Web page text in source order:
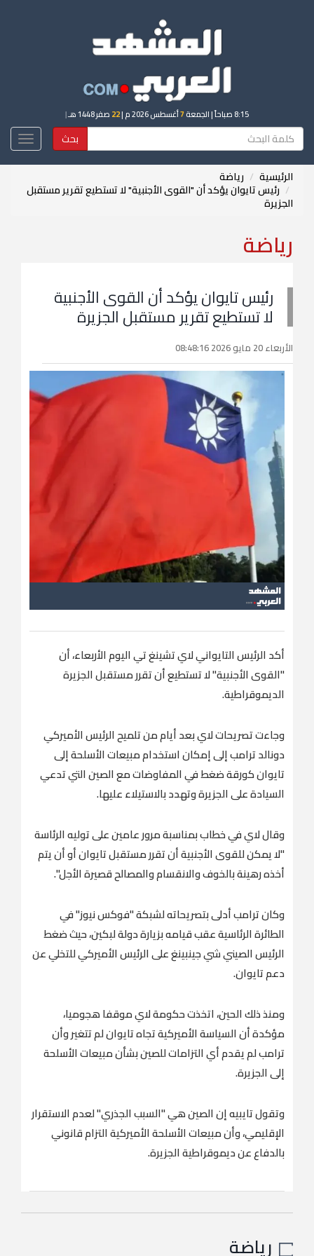
8:15 صباحاً | الجمعة7أغسطس 2026 م | 22 صفر 1448 هـ |
بحث
الرئيسية رياضة
رئيس تايوان يؤكد أن "القوى الأجنبية" لا تستطيع تقرير مستقبل
الجزيرة
رياضة
رئيس تايوان يؤكد أن القوى الأجنبية
لا تستطيع تقرير مستقبل الجزيرة
الأربعاء 20 مايو 2026 08:48:16
أكد الرئيس التايواني لاي تشينغ تي اليوم الأربعاء، أن
"القوى الأجنبية" لا تستطيع أن تقرر مستقبل الجزيرة
الديموقراطية.
وجاءت تصريحات لاي بعد أيام من تلميح الرئيس الأميركي
دونالد ترامب إلى إمكان استخدام مبيعات الأسلحة إلى
تايوان كورقة ضغط في المفاوضات مع الصين التي تدعي
السيادة على الجزيرة وتهدد بالاستيلاء عليها.
وقال لاي في خطاب بمناسبة مرور عامين على توليه الرئاسة
"لا يمكن للقوى الأجنبية أن تقرر مستقبل تايوان أو أن يتم
أخذه رهينة بالخوف والانقسام والمصالح قصيرة الأجل".
وكان ترامب أدلى بتصريحاته لشبكة "فوكس نيوز" في
الطائرة الرئاسية عقب قيامه بزيارة دولة لبكين، حيث ضغط
الرئيس الصيني شي جينبينغ على الرئيس الأميركي للتخلي عن
دعم تايوان.
ومنذ ذلك الحين، اتخذت حكومة لاي موقفا هجوميا،
مؤكدة أن السياسة الأميركية تجاه تايوان لم تتغير وأن
ترامب لم يقدم أي التزامات للصين بشأن مبيعات الأسلحة
إلى الجزيرة.
وتقول تايبيه إن الصين هي "السبب الجذري" لعدم الاستقرار
الإقليمي، وأن مبيعات الأسلحة الأميركية التزام قانوني
بالدفاع عن ديموقراطية الجزيرة.
رياضة